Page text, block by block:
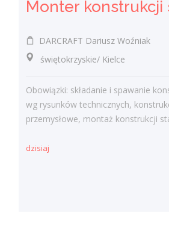
DARCRAFT Dariusz Woźniak
świętokrzyskie/ Kielce
Obowiązki: składanie i spawanie
wg rysunków technicznych,
przemysłowe, montaż konstrukcji
dzisiaj